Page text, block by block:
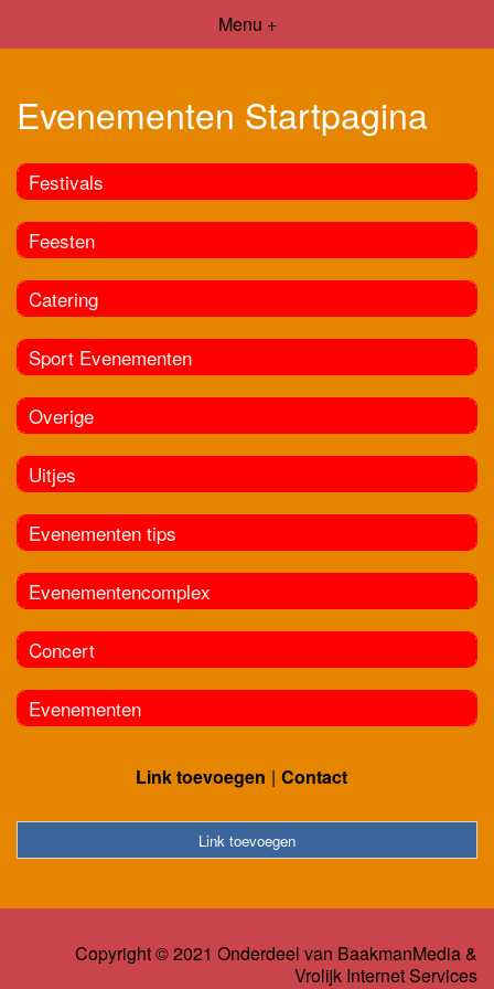
Menu +
Evenementen Startpagina
Festivals
Feesten
Catering
Sport Evenementen
Overige
Uitjes
Evenementen tips
Evenementencomplex
Concert
Evenementen
Link toevoegen Contact
Link toevoegen
Copyright © 2021 Onderdeel van BaakmanMedia&
Vrolijk Internet Services